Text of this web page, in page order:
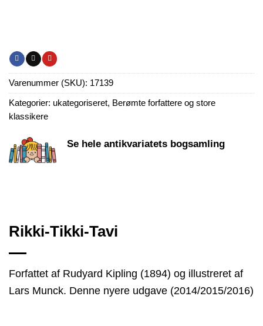
Varenummer (SKU): 17139
Kategorier: ukategoriseret, Berømte forfattere og store
klassikere
Se hele antikvariatets bogsamling
Rikki-Tikki-Tavi
Forfattet af Rudyard Kipling (1894) og illustreret af
Lars Munck. Denne nyere udgave (2014/2015/2016)